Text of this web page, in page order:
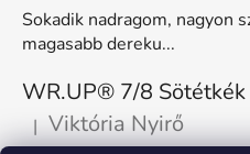
Sokadik nadragom, nagyon
magasabb dereku...
A termék értékelése 5-ből
| Viktória Nyirő